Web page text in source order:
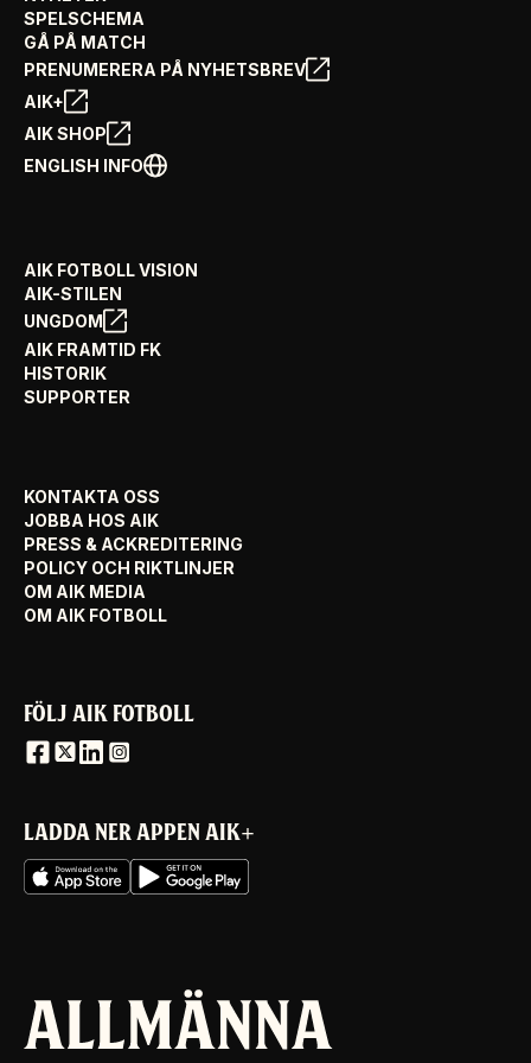
SPELSCHEMA
GÅ PÅ MATCH
PRENUMERERA PÅ NYHETSBREV
AIK+
AIK SHOP
ENGLISH INFO
AIK FOTBOLL VISION
AIK-STILEN
UNGDOM
AIK FRAMTID FK
HISTORIK
SUPPORTER
KONTAKTA OSS
JOBBA HOS AIK
PRESS & ACKREDITERING
POLICY OCH RIKTLINJER
OM AIK MEDIA
OM AIK FOTBOLL
FÖLJ AIK FOTBOLL
LADDA NER APPEN AIK+